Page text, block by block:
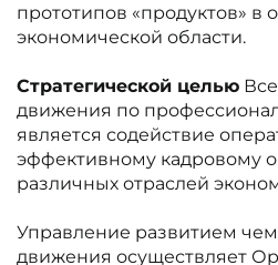
прототипов «продуктов» в
экономической области.
Стратегической целью
движения по
является содействие
эффективному кадровому
различных отраслей
Управление развитием
движения осуществляет